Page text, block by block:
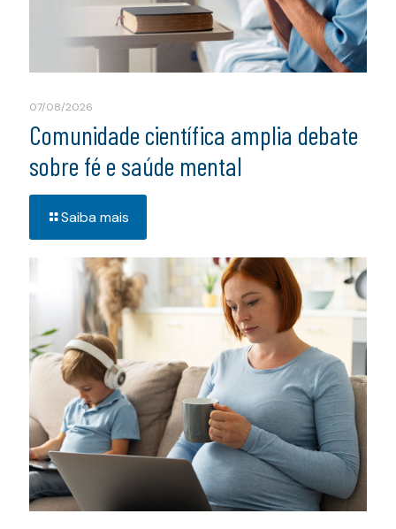
07/08/2026
Comunidade científica amplia debate
sobre fé e saúde mental
Saiba mais